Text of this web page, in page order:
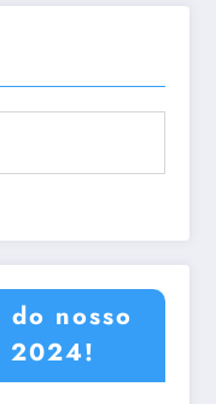
do nosso
2024!